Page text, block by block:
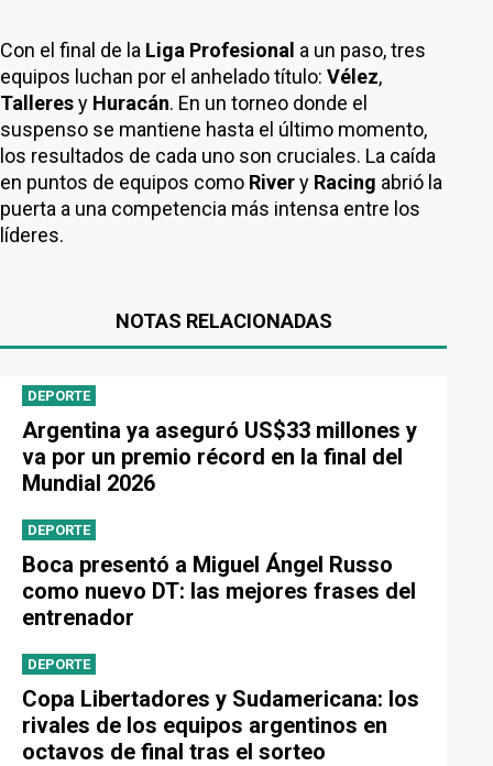
Con el final de la Liga Profesional a un paso, tres
equipos luchan por el anhelado título: Vélez,
Talleresy Huracán. En un torneo donde el
suspenso se mantiene hasta el último momento,
los resultados de cada uno son cruciales. La caída
en puntos de equipos como Rivery Racing abrió la
puerta a una competencia más intensa entre los
líderes.
NOTAS RELACIONADAS
DEPORTE
Argentina ya aseguró US$33 millones y
va por un premio récord en la final del
Mundial 2026
DEPORTE
Boca presentó a Miguel Ángel Russo
como nuevo DT: las mejores frases del
entrenador
DEPORTE
Copa Libertadores y Sudamericana: los
rivales de los equipos argentinos en
octavos de final tras el sorteo